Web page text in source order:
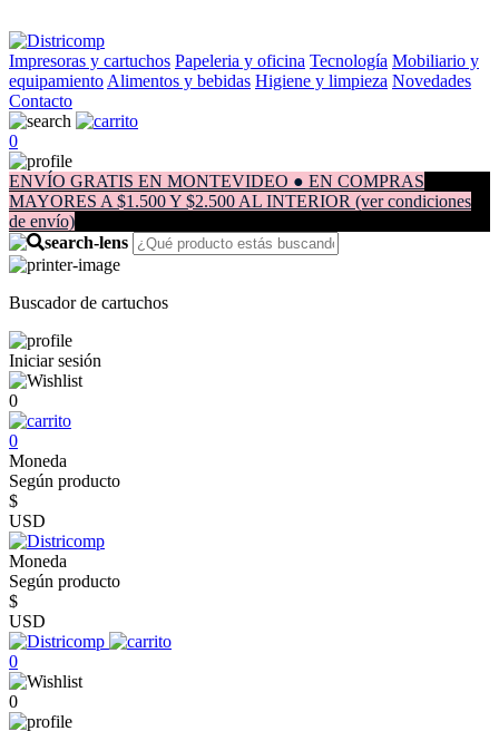
Impresoras y cartuchos Papeleria y oficina Tecnología Mobiliario y
equipamiento Alimentos y bebidas Higiene y limpieza Novedades
Contacto
0
ENVÍO GRATIS EN MONTEVIDEO ● EN COMPRAS
MAYORES A $1.500 Y $2.500 AL INTERIOR (ver condiciones
de envío)
Buscador de cartuchos
Iniciar sesión
0
0
Moneda
Según producto
$
USD
Moneda
Según producto
$
USD
0
0